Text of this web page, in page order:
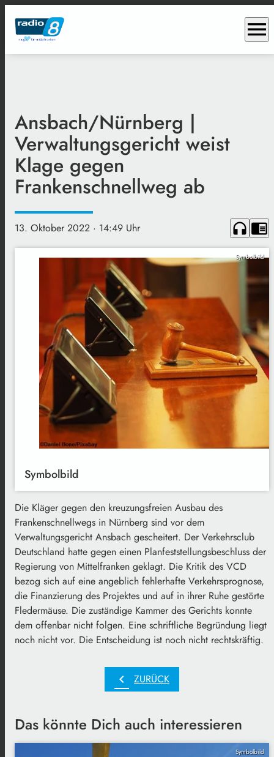
menu
Ansbach/Nürnberg |
Verwaltungsgericht weist
Klage gegen
Frankenschnellweg ab
13. Oktober 2022 · 14:49 Uhr headphones chrome_reader_mode
Symbolbild
Symbolbild
Die Kläger gegen den kreuzungsfreien Ausbau des
Frankenschnellwegs in Nürnberg sind vor dem
Verwaltungsgericht Ansbach gescheitert. Der Verkehrsclub
Deutschland hatte gegen einen Planfeststellungsbeschluss der
Regierung von Mittelfranken geklagt. Die Kritik des VCD
bezog sich auf eine angeblich fehlerhafte Verkehrsprognose,
die Finanzierung des Projektes und auf in ihrer Ruhe gestörte
Fledermäuse. Die zuständige Kammer des Gerichts konnte
dem offenbar nicht folgen. Eine schriftliche Begründung liegt
noch nicht vor. Die Entscheidung ist noch nicht rechtskräftig.
chevron_left ZURÜCK
Das könnte Dich auch interessieren
Symbolbild